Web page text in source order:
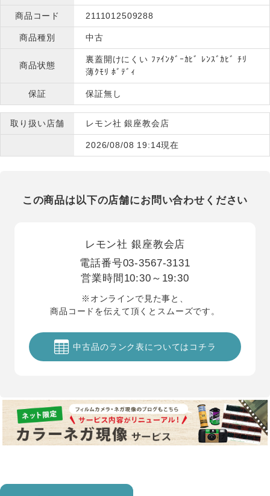
商品コード 2111012509288
商品種別 中古
商品状態
裏蓋開けにくい ﾌｧｲﾝﾀﾞｰｶﾋﾞ ﾚﾝｽﾞｶﾋﾞ ﾁﾘ
薄ｸﾓﾘ ﾎﾞﾃﾞｨ
保証 保証無し
取り扱い店舗 レモン社 銀座教会店
2026/08/08 19:14現在
この商品は以下の店舗にお問い合わせください
レモン社 銀座教会店
電話番号03-3567-3131
営業時間 10:30～19:30
※オンラインで見た事と、
商品コードを伝えて頂くとスムーズです。
中古品のランク表についてはコチラ